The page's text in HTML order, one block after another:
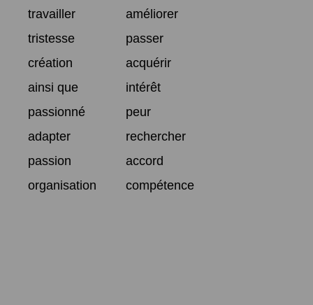
travailler
améliorer
tristesse
passer
création
acquérir
ainsi que
intérêt
passionné
peur
adapter
rechercher
passion
accord
organisation
compétence